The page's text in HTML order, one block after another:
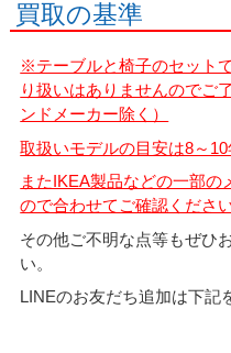
買取の基準
※テーブルと椅子のセット
り扱いはありませんのでご
ンドメーカー除く）
取扱いモデルの目安は8～10
またIKEA製品などの一部
ので合わせてご確認ください
その他ご不明な点等もぜひ
い。
LINEのお友だち追加は下記